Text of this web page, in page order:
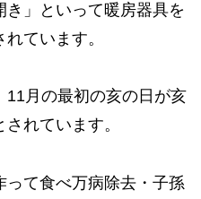
き」といって暖房器具を
ています。
月の最初の亥の日が亥
れています。
て食べ万病除去・子孫